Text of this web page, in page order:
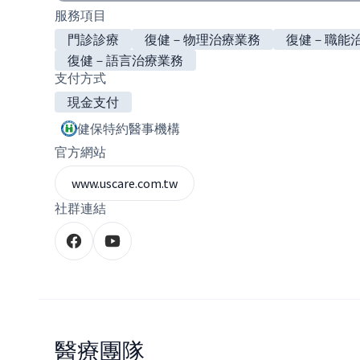
服務項目
門診診療
復健－物理治療業務
復健－職能
復健－語言治療業務
支付方式
現金支付
健保特約醫事機構
官方網站
www.uscare.com.tw
社群連結
醫療團隊